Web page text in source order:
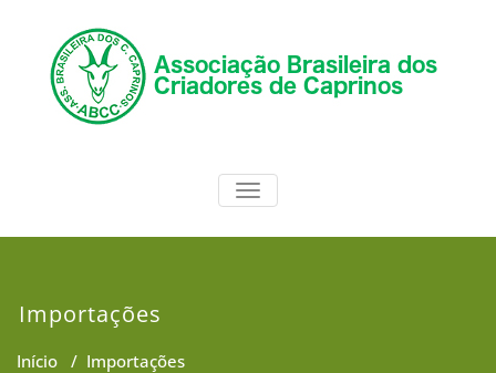
ABCC
Associação Brasileira dos
TOGGLE NAVIGATION
Importações
Início / Importações